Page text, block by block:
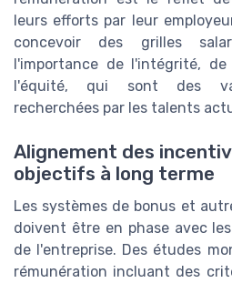
leurs efforts par leur
concevoir des grilles
l'importance de l'intégrité,
l'équité, qui sont des
recherchées par les talents
Alignement des
objectifs à long terme
Les systèmes de bonus et
doivent être en phase avec
de l'entreprise. Des études
rémunération incluant des